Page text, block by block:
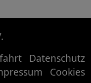
Datenschutz
Cookies